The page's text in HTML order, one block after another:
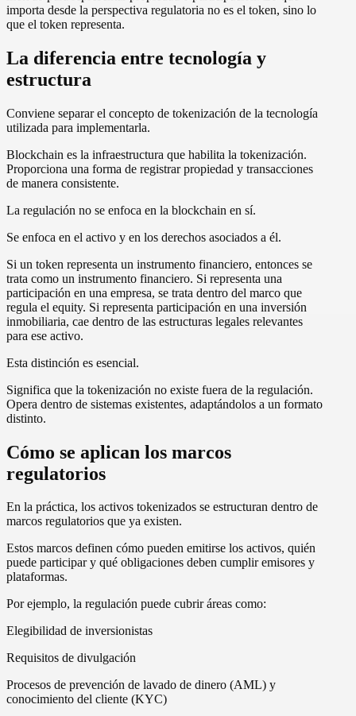
importa desde la perspectiva regulatoria no es el token, sino lo
que el token representa.
La diferencia entre tecnología y
estructura
Conviene separar el concepto de tokenización de la tecnología
utilizada para implementarla.
Blockchain es la infraestructura que habilita la tokenización.
Proporciona una forma de registrar propiedad y transacciones
de manera consistente.
La regulación no se enfoca en la blockchain en sí.
Se enfoca en el activo y en los derechos asociados a él.
Si un token representa un instrumento financiero, entonces se
trata como un instrumento financiero. Si representa una
participación en una empresa, se trata dentro del marco que
regula el equity. Si representa participación en una inversión
inmobiliaria, cae dentro de las estructuras legales relevantes
para ese activo.
Esta distinción es esencial.
Significa que la tokenización no existe fuera de la regulación.
Opera dentro de sistemas existentes, adaptándolos a un formato
distinto.
Cómo se aplican los marcos
regulatorios
En la práctica, los activos tokenizados se estructuran dentro de
marcos regulatorios que ya existen.
Estos marcos definen cómo pueden emitirse los activos, quién
puede participar y qué obligaciones deben cumplir emisores y
plataformas.
Por ejemplo, la regulación puede cubrir áreas como:
Elegibilidad de inversionistas
Requisitos de divulgación
Procesos de prevención de lavado de dinero (AML) y
conocimiento del cliente (KYC)